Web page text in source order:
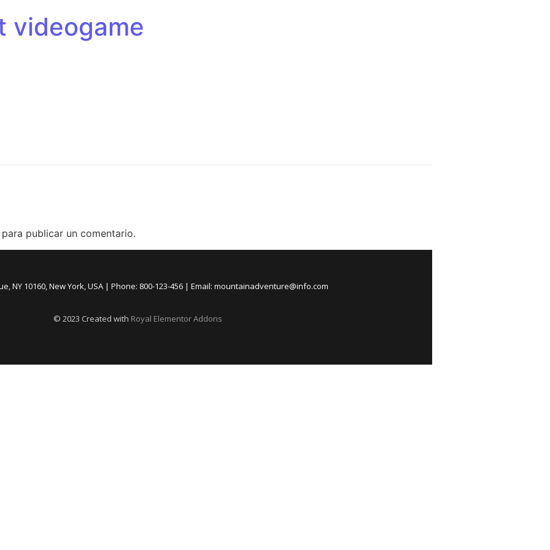
videogame
para publicar un comentario.
NY 10160, New York, USA | Phone: 800-123-456 | Email: mountainadventure@info.com
© 2023 Created with Royal Elementor Addons